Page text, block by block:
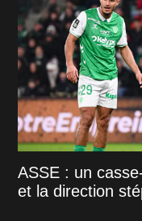
ASSE : un
et la direction